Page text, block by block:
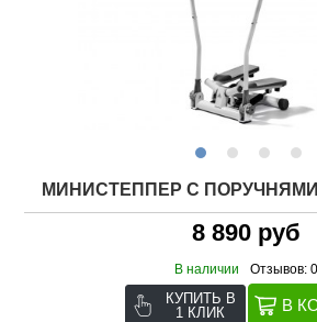
МИНИСТЕППЕР С ПОРУЧНЯМИ
8 890 руб
В наличии Отзывов: 0
КУПИТЬ В
1 КЛИК